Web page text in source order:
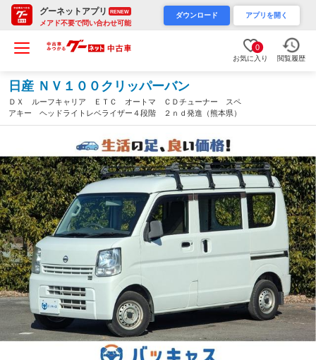
グーネットアプリ RENEW
メアド不要で問い合わせ可能
ダウンロード アプリを開く
0
お気に入り 閲覧履歴
日産 ＮＶ１００クリッパーバン
ＤＸ ルーフキャリア ＥＴＣ オートマ ＣＤチューナー スペ
アキー ヘッドライトレベライザー４段階 ２ｎｄ発進（熊本県）